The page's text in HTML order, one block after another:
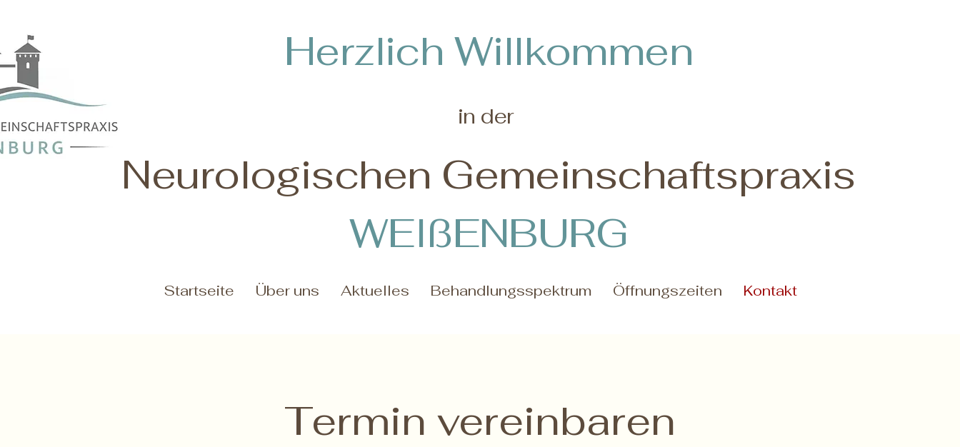
Herzlich Willkommen
in der
Neurologischen Gemeinschaftspraxis
WEIßENBURG
Startseite Über uns Aktuelles Behandlungsspektrum Öffnungszeiten Kontakt
Termin vereinbaren